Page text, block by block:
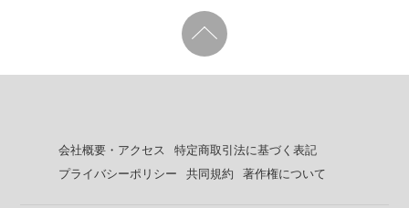
会社概要・アクセス
特定商取引法に基づく表記
プライバシーポリシー
共同規約 著作権について